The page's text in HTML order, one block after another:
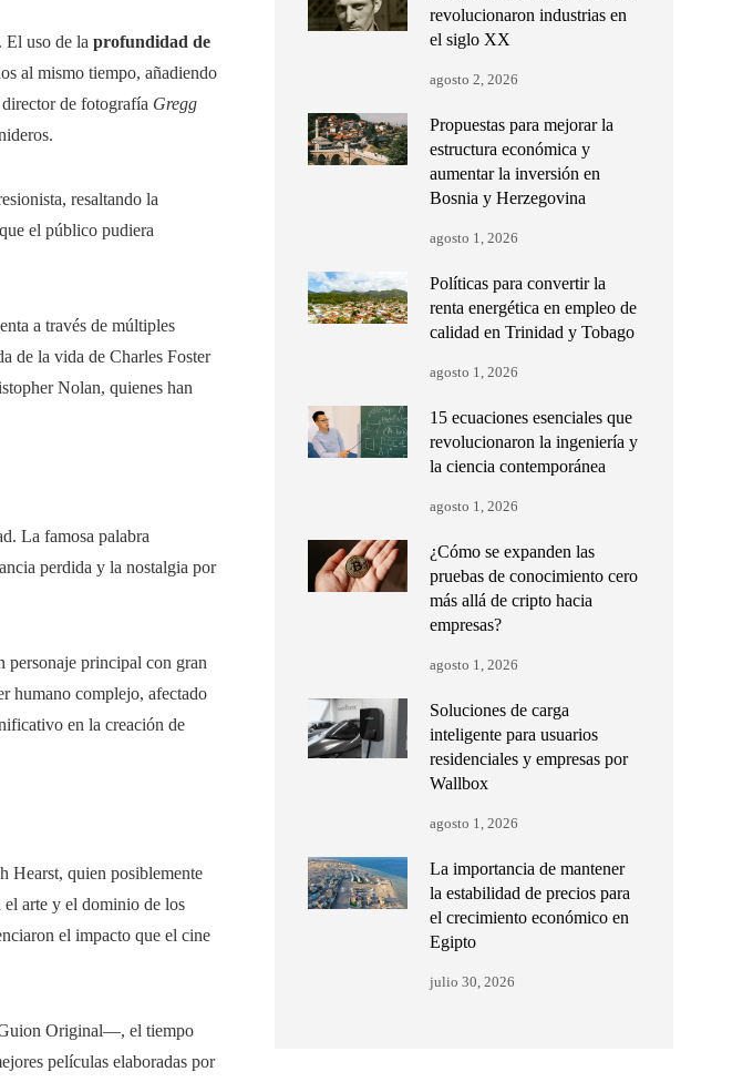
El uso de la profundidad de
al mismo tiempo, añadiendo
de fotografía Gregg
resaltando la
el público pudiera
a través de múltiples
de la vida de Charles Foster
Nolan, quienes han
La famosa palabra
perdida y la nostalgia por
personaje principal con gran
humano complejo, afectado
en la creación de
Hearst, quien posiblemente
el arte y el dominio de los
el impacto que el cine
Guion Original—, el tiempo
películas elaboradas por
revolucionaron industrias en
el siglo XX
agosto 2, 2026
Propuestas para mejorar la
estructura económica y
aumentar la inversión en
Bosnia y Herzegovina
agosto 1, 2026
Políticas para convertir la
renta energética en empleo de
calidad en Trinidad y Tobago
agosto 1, 2026
15 ecuaciones esenciales que
revolucionaron la ingeniería y
la ciencia contemporánea
agosto 1, 2026
¿Cómo se expanden las
pruebas de conocimiento cero
más allá de cripto hacia
empresas?
agosto 1, 2026
Soluciones de carga
inteligente para usuarios
residenciales y empresas por
Wallbox
agosto 1, 2026
La importancia de mantener
la estabilidad de precios para
el crecimiento económico en
Egipto
julio 30, 2026